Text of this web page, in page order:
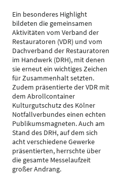
Ein besonderes Highlight
bildeten die gemeinsamen
Aktivitäten vom Verband der
Restauratoren (VDR) und vom
Dachverband der Restauratoren
im Handwerk (DRH), mit denen
sie erneut ein wichtiges Zeichen
für Zusammenhalt setzten.
Zudem präsentierte der VDR mit
dem Abrollcontainer
Kulturgutschutz des Kölner
Notfallverbundes einen echten
Publikumsmagneten. Auch am
Stand des DRH, auf dem sich
acht verschiedene Gewerke
präsentierten, herrschte über
die gesamte Messelaufzeit
großer Andrang.